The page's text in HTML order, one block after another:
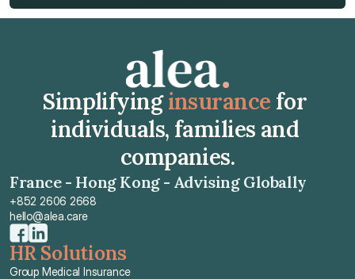
Get Free Quote
Simplifying insurance for
individuals, families and
companies.
France - Hong Kong - Advising Globally
+852 2606 2668
hello@alea.care
HR Solutions
Group Medical Insurance